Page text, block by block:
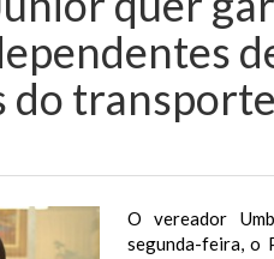
O vereador
segunda-feira, o